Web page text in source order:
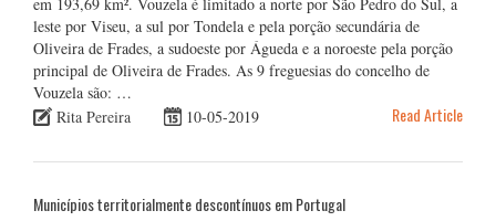
leste por Viseu, a sul por Tondela e pela porção secundária de
Oliveira de Frades, a sudoeste por Águeda e a noroeste pela porção
principal de Oliveira de Frades. As 9 freguesias do concelho de
Vouzela são: …
Rita Pereira
10-05-2019 Read Article
Municípios territorialmente descontínuos em Portugal